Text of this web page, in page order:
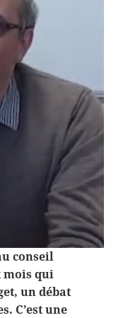
conseil
mois qui
un débat
C’est une